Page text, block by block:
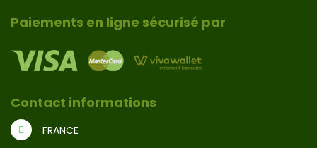
Paiements en ligne sécurisé par
Contact informations
FRANCE